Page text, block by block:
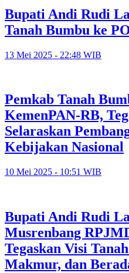
Bupati Andi Rudi
Tanah Bumbu ke
13 Mei 2025 - 22:48 WIB
Pemkab Tanah
KemenPAN-RB,
Selaraskan
Kebijakan Nasional
10 Mei 2025 - 10:51 WIB
Bupati Andi Rudi
Musrenbang
Tegaskan Visi
Makmur, dan